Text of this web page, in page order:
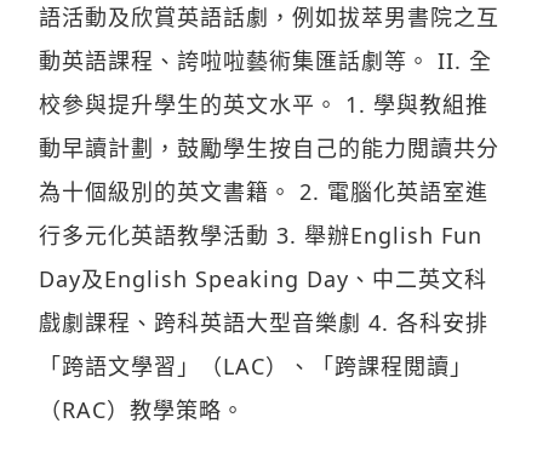
動英語課程、誇啦啦藝術集匯話劇等。 II. 全
校參與提升學生的英文水平。 1. 學與教組推
動早讀計劃，鼓勵學生按自己的能力閲讀共分
為十個級別的英文書籍。 2. 電腦化英語室進
行多元化英語教學活動 3. 舉辦English Fun
Day及English Speaking Day、中二英文科
戲劇課程、跨科英語大型音樂劇 4. 各科安排
「跨語文學習」（LAC）、「跨課程閲讀」
（RAC）教學策略。